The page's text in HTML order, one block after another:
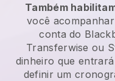
Também
você
conta do
Transferwise ou
dinheiro que
definir um